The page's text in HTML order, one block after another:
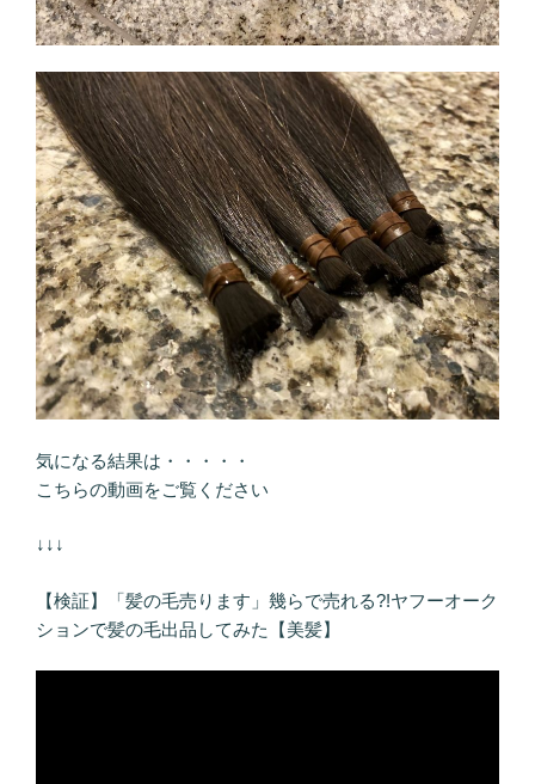
気になる結果は・・・・・
こちらの動画をご覧ください
↓↓↓
【検証】「髪の毛売ります」幾らで売れる?!ヤフーオーク
ションで髪の毛出品してみた【美髪】